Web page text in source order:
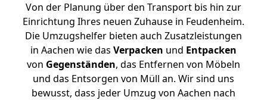
Von der Planung über den Transport bis hin zur
Einrichtung Ihres neuen Zuhause in Feudenheim.
Die Umzugshelfer bieten auch Zusatzleistungen
in Aachen wie das Verpacken und Entpacken
von Gegenständen, das Entfernen von Möbeln
und das Entsorgen von Müll an. Wir sind uns
bewusst, dass jeder Umzug von Aachen nach